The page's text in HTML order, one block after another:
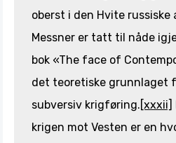
oberst i den Hvite russiske
Messner er tatt til nåde
bok «The face of
det teoretiske grunnlaget
subversiv krigføring.[xxxii]
krigen mot Vesten er en